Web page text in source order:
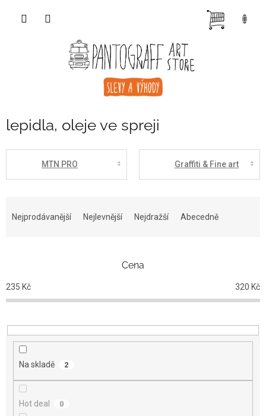
lepidla, oleje ve spreji
MTN PRO Graffiti & Fine art
p
r
o
u
Nejprodávanější Nejlevnější Nejdražší Abecedně
Cena
235 Kč 320 Kč
Na skladě 2
Hot deal 0